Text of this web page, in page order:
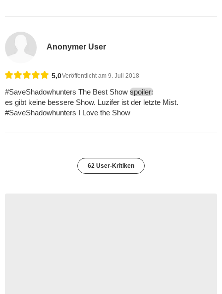
Anonymer User
5,0Veröffentlicht am 9. Juli 2018
#SaveShadowhunters The Best Show spoiler:
es gibt keine bessere Show. Luzifer ist der letzte Mist.
#SaveShadowhunters I Love the Show
62 User-Kritiken